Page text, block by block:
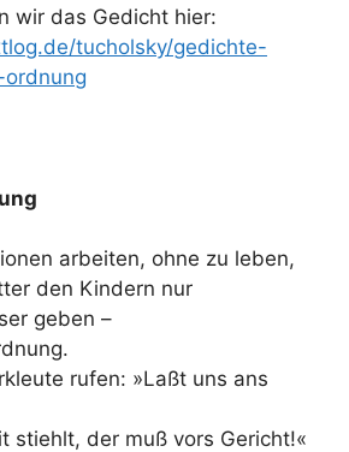
wir das Gedicht hier:
tucholsky/gedichte-
arbeiten, ohne zu leben,
den Kindern nur
geben –
rufen: »Laßt uns ans
stiehlt, der muß vors Gericht!«